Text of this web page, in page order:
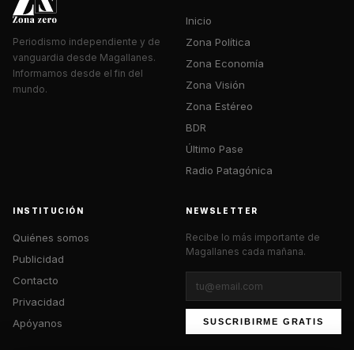
Periodismo independiente y de
vanguardia desde Magallanes.
Informamos desde el fin del
mundo.
Inicio
Zona Política
Zona Economía
Zona Visión
Zona Estéreo
BDR
Último Pase
Radio Patagónica
INSTITUCIÓN
Quiénes somos
Publicidad
Contacto
Privacidad
Apóyanos
NEWSLETTER
Recibe lo más importante de
Magallanes cada mañana.
SUSCRIBIRME GRATIS